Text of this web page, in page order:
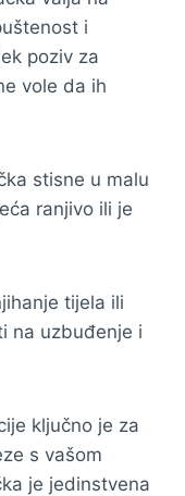
i
poziv za
vole da ih
stisne u malu
ranjivo ili je
tijela ili
na uzbuđenje i
ključno je za
s vašom
je jedinstvena